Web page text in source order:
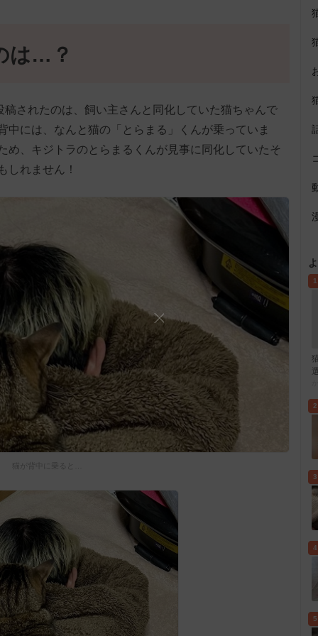
は…？
されたのは、飼い主さんと同化していた猫ちゃんで
中には、なんと猫の「とらまる」くんが乗っていま
め、キジトラのとらまるくんが見事に同化していたそ
しれません！
1
2
3
4
5